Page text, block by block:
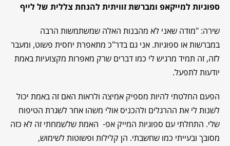
ספוגיות למייקאפ ומברשת זוויתית להנחת צללית של לייף
שירה: "מודה שאני לא מהבנות האלה שמשתמשות הרבה
במברשות או ספוגיות. אני גם בדר"כ מתאפרת יחסית פשוט, ומעבר
לזה, זה תמיד מרגיש לי כמו דברים שרק מאפרות מקצועיות באמת
יודעות לתפעל.
הפעם החלטתי להיות מספיק אמיצה ולראות האם זה באמת יכול
לשנות לי את ההרגלים ולהכניס אולי משהו אחר לשגרת הטיפוח
שלי. התחלתי עם ספוגיות המייק אפ- האמת שלשמחתי זה לא כזה
מסובך ובעייתי כמו שחשבתי. הן קלילות ופשוטות לשימוש,